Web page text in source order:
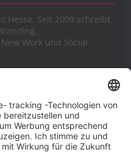
Hesse. Seit 2009 schreibt
Work und Social